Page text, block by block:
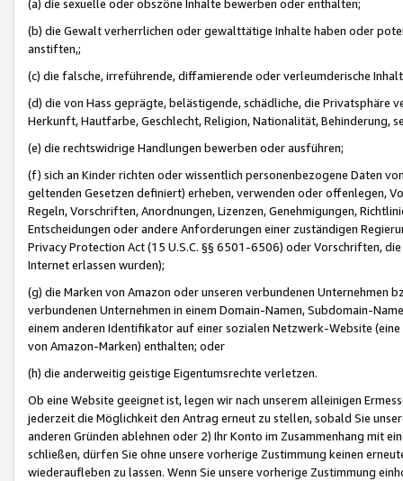
(a) die sexuelle oder obszöne Inhalte bewerben oder enthalten;
(b) die Gewalt verherrlichen oder gewalttätige Inhalte haben oder
anstiften,;
(c) die falsche, irreführende, diffamierende oder verleumderische
(d) die von Hass geprägte, belästigende, schädliche, die Privatsphäre
Herkunft, Hautfarbe, Geschlecht, Religion, Nationalität, Behinderung,
(e) die rechtswidrige Handlungen bewerben oder ausführen;
(f) sich an Kinder richten oder wissentlich personenbezogene Daten
geltenden Gesetzen definiert) erheben, verwenden oder offenlegen,
Regeln, Vorschriften, Anordnungen, Lizenzen, Genehmigungen,
Entscheidungen oder andere Anforderungen einer zuständigen
Privacy Protection Act (15 U.S.C. §§ 6501-6506) oder Vorschriften,
Internet erlassen wurden);
(g) die Marken von Amazon oder unseren verbundenen Unternehmen
verbundenen Unternehmen in einem Domain-Namen, Subdomain-
einem anderen Identifikator auf einer sozialen Netzwerk-Website
von Amazon-Marken) enthalten; oder
(h) die anderweitig geistige Eigentumsrechte verletzen.
Ob eine Website geeignet ist, legen wir nach unserem alleinigen
jederzeit die Möglichkeit den Antrag erneut zu stellen, sobald Sie
anderen Gründen ablehnen oder 2) Ihr Konto im Zusammenhang mit
schließen, dürfen Sie ohne unsere vorherige Zustimmung keinen
wiederaufleben zu lassen. Wenn Sie unsere vorherige Zustimmung